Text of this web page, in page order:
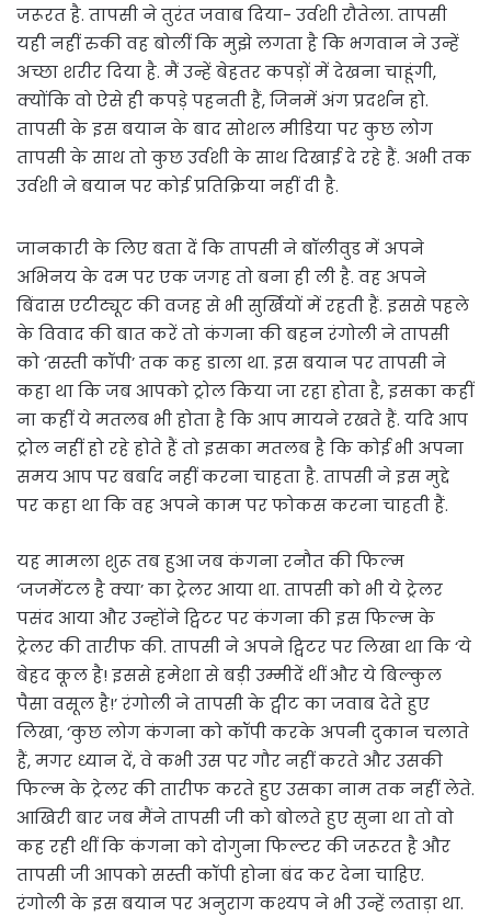
जरूरत है. तापसी ने तुरंत जवाब दिया- उर्वशी रौतेला. तापसी
यही नहीं रुकी वह बोलीं कि मुझे लगता है कि भगवान ने उन्हें
अच्छा शरीर दिया है. मैं उन्हें बेहतर कपड़ों में देखना चाहूंगी,
क्योंकि वो ऐसे ही कपड़े पहनती हैं, जिनमें अंग प्रदर्शन हो.
तापसी के इस बयान के बाद सोशल मीडिया पर कुछ लोग
तापसी के साथ तो कुछ उर्वशी के साथ दिखाई दे रहे हैं. अभी तक
उर्वशी ने बयान पर कोई प्रतिक्रिया नहीं दी है.
जानकारी के लिए बता दें कि तापसी ने बॉलीवुड में अपने
अभिनय के दम पर एक जगह तो बना ही ली है. वह अपने
बिंदास एटीट्यूट की वजह से भी सुर्खियों में रहती हैं. इससे पहले
के विवाद की बात करें तो कंगना की बहन रंगोली ने तापसी
को ‘सस्ती कॉपी’ तक कह डाला था. इस बयान पर तापसी ने
कहा था कि जब आपको ट्रोल किया जा रहा होता है, इसका कहीं
ना कहीं ये मतलब भी होता है कि आप मायने रखते हैं. यदि आप
ट्रोल नहीं हो रहे होते हैं तो इसका मतलब है कि कोई भी अपना
समय आप पर बर्बाद नहीं करना चाहता है. तापसी ने इस मुद्दे
पर कहा था कि वह अपने काम पर फोकस करना चाहती हैं.
यह मामला शुरू तब हुआ जब कंगना रनौत की फिल्म
‘जजमेंटल है क्या’ का ट्रेलर आया था. तापसी को भी ये ट्रेलर
पसंद आया और उन्होंने ट्विटर पर कंगना की इस फिल्म के
ट्रेलर की तारीफ की. तापसी ने अपने ट्विटर पर लिखा था कि ‘ये
बेहद कूल है! इससे हमेशा से बड़ी उम्मीदें थीं और ये बिल्कुल
पैसा वसूल है!’ रंगोली ने तापसी के ट्वीट का जवाब देते हुए
लिखा, ‘कुछ लोग कंगना को कॉपी करके अपनी दुकान चलाते
हैं, मगर ध्यान दें, वे कभी उस पर गौर नहीं करते और उसकी
फिल्म के ट्रेलर की तारीफ करते हुए उसका नाम तक नहीं लेते.
आखिरी बार जब मैंने तापसी जी को बोलते हुए सुना था तो वो
कह रही थीं कि कंगना को दोगुना फिल्टर की जरूरत है और
तापसी जी आपको सस्ती कॉपी होना बंद कर देना चाहिए.
रंगोली के इस बयान पर अनुराग कश्यप ने भी उन्हें लताड़ा था.